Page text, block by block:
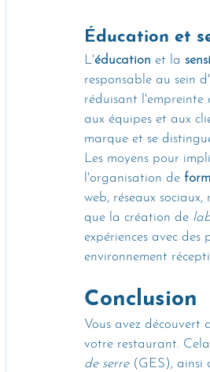
Éducation et
L'éducation et la
responsable au sein
réduisant l'empreinte
aux équipes et aux
marque et se
Les moyens pour
l'organisation de
web, réseaux
que la création de
expériences avec
environnement
Conclusion
Vous avez découvert
votre restaurant.
de serre (GES), ainsi